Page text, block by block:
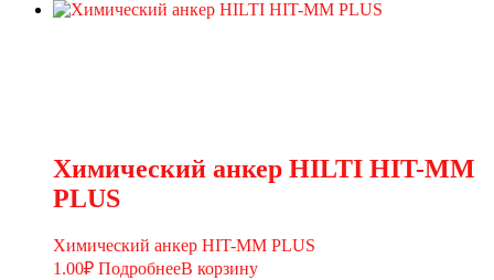
Химический анкер HILTI HIT-MM
PLUS
Химический анкер HIT-MM PLUS
1.00₽ ПодробнееВ корзину